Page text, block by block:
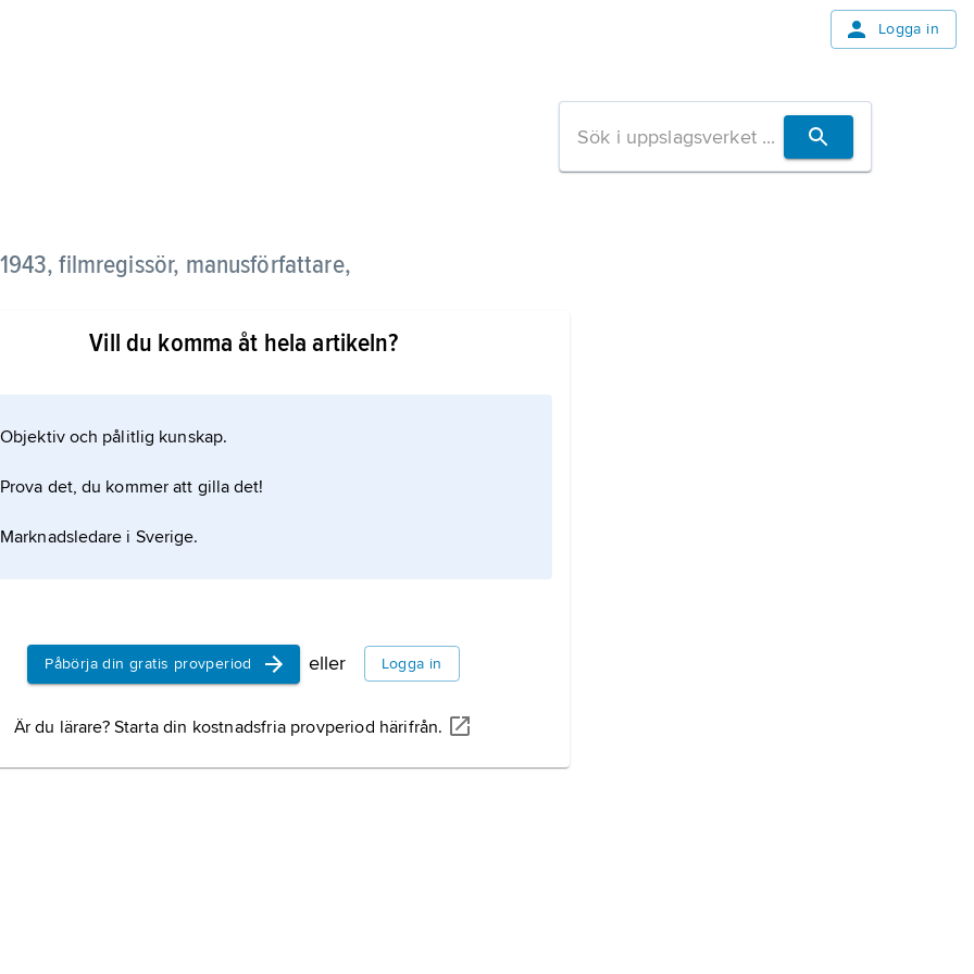
Logga in
filmregissör, manusförfattare,
som biträdande inspelningsledare på Ingmar
(1968) och gjorde även en film om
sig på Svenska Filminstitutets filmskola
egenfinansierade barnfilmen
Ploj
Vill du komma åt hela artikeln?
Objektiv och pålitlig kunskap.
Prova det, du kommer att gilla det!
Marknadsledare i Sverige.
Påbörja din gratis provperiod eller Logga in
Är du lärare? Starta din kostnadsfria provperiod härifrån.